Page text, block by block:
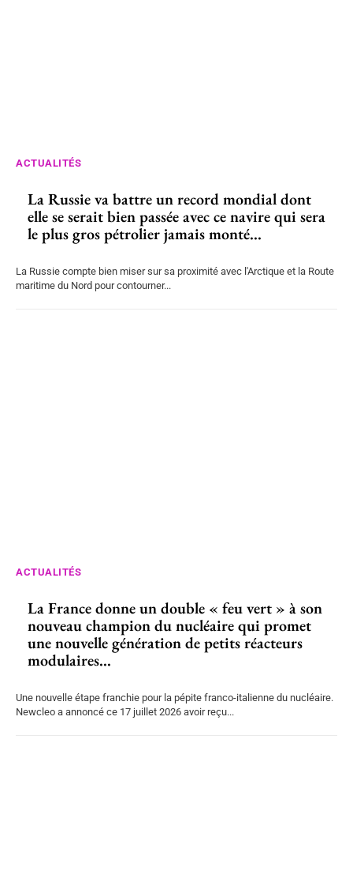
ACTUALITÉS
La Russie va battre un record mondial dont
elle se serait bien passée avec ce navire qui sera
le plus gros pétrolier jamais monté...
La Russie compte bien miser sur sa proximité avec l'Arctique et la Route
maritime du Nord pour contourner...
ACTUALITÉS
La France donne un double « feu vert » à son
nouveau champion du nucléaire qui promet
une nouvelle génération de petits réacteurs
modulaires...
Une nouvelle étape franchie pour la pépite franco-italienne du nucléaire.
Newcleo a annoncé ce 17 juillet 2026 avoir reçu...